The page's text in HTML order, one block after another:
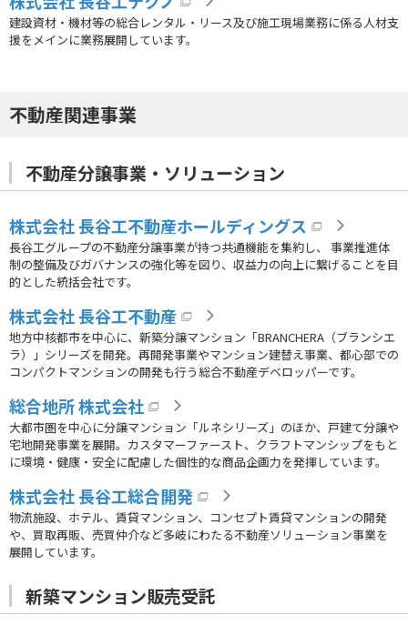
建設資材・機材等の総合レンタル・リース及び施工現場業務に係る人材支
援をメインに業務展開しています。
不動産関連事業
不動産分譲事業・ソリューション
株式会社 長谷工不動産ホールディングス
長谷工グループの不動産分譲事業が持つ共通機能を集約し、 事業推進体
制の整備及びガバナンスの強化等を図り、収益力の向上に繋げることを目
的とした統括会社です。
株式会社 長谷工不動産
地方中核都市を中心に、新築分譲マンション「BRANCHERA（ブランシエ
ラ）」シリーズを開発。再開発事業やマンション建替え事業、都心部での
コンパクトマンションの開発も行う総合不動産デベロッパーです。
総合地所 株式会社
大都市圏を中心に分譲マンション「ルネシリーズ」のほか、戸建て分譲や
宅地開発事業を展開。カスタマーファースト、クラフトマンシップをもと
に環境・健康・安全に配慮した個性的な商品企画力を発揮しています。
株式会社 長谷工総合開発
物流施設、ホテル、賃貸マンション、コンセプト賃貸マンションの開発
や、買取再販、売買仲介など多岐にわたる不動産ソリューション事業を
展開しています。
新築マンション販売受託